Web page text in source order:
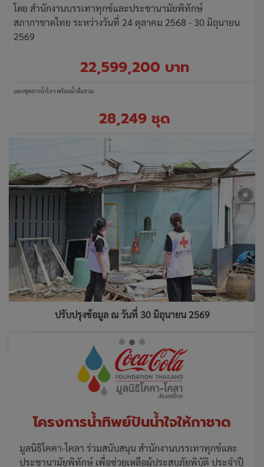
โดย สำนักงานบรรเทาทุกข์และประชานามัยพิทักษ์
สภากาชาดไทย ระหว่างวันที่ 24 ตุลาคม 2568 - 30 มิถุนายน
2569
22,599,200 บาท
มอบชุดธารน้ำใจฯ พร้อมน้ำดื่มรวม
28,249 ชุด
ปรับปรุงข้อมูล ณ วันที่ 30 มิถุนายน 2569
โครงการน้ำทิพย์ปันน้ำใจให้กาชาด
มูลนิธิโคคา-โคลา ร่วมสนับสนุน สำนักงานบรรเทาทุกข์และ
ประชานามัยพิทักษ์ เพื่อช่วยเหลือผู้ประสบภัยพิบัติ ประจำปี